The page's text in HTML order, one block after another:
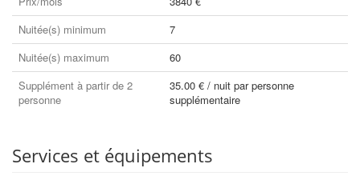
Nuitée(s) minimum
7
Nuitée(s) maximum
60
Supplément à partir de 2
personne
35.00 € / nuit par personne
supplémentaire
Services et équipements